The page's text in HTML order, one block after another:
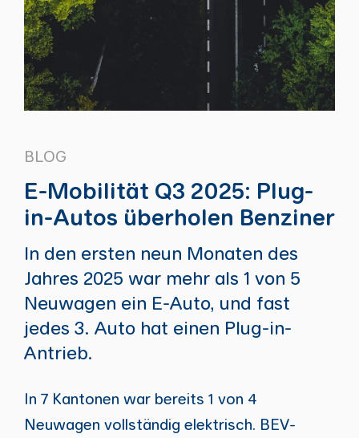
BLOG
E-Mobilität Q3 2025: Plug-
in-Autos überholen Benziner
In den ersten neun Monaten des
Jahres 2025 war mehr als 1 von 5
Neuwagen ein E-Auto, und fast
jedes 3. Auto hat einen Plug-in-
Antrieb.
In 7 Kantonen war bereits 1 von 4
Neuwagen vollständig elektrisch. BEV-